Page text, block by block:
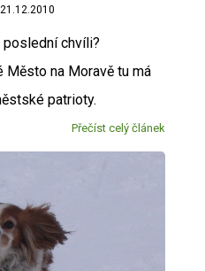
poslední chvíli?
Město na Moravě tu má
patrioty.
Přečíst celý článek